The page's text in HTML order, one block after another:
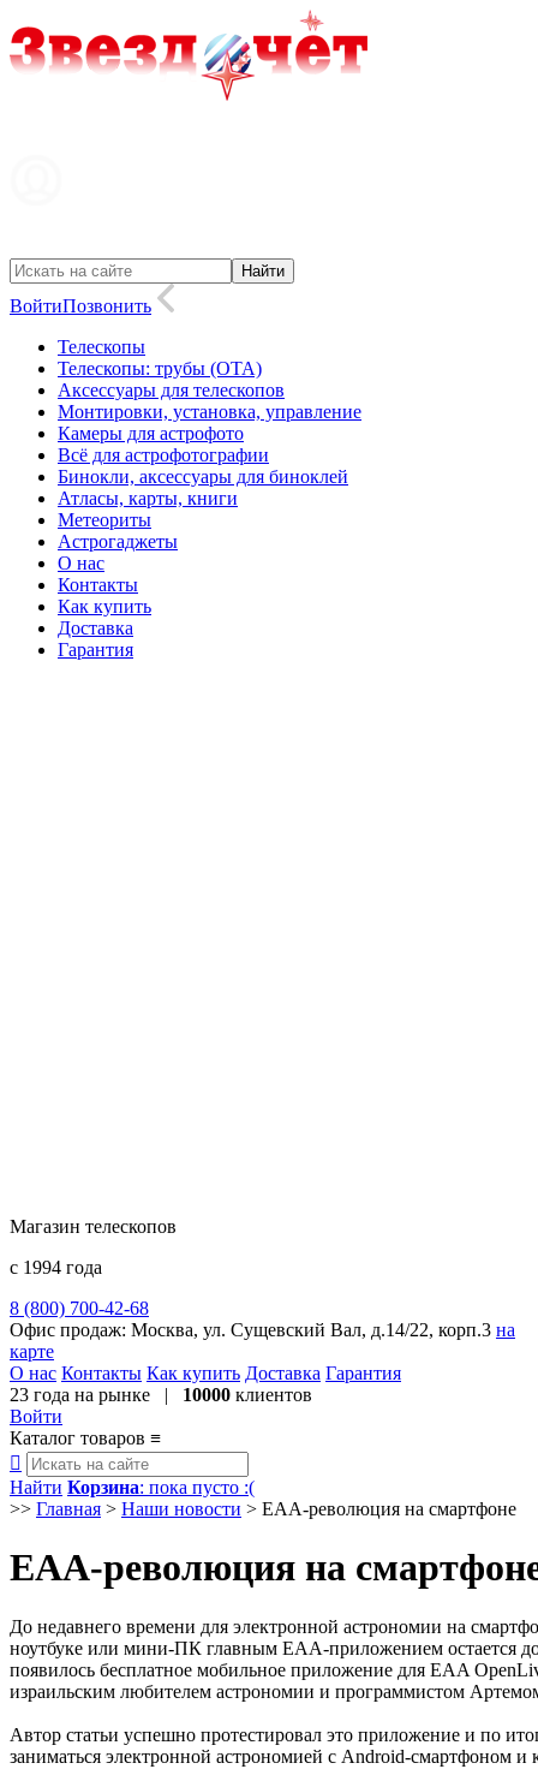
ВойтиПозвонить
Телескопы
Телескопы: трубы (OTA)
Аксессуары для телескопов
Монтировки, установка, управление
Камеры для астрофото
Всё для астрофотографии
Бинокли, аксессуары для биноклей
Атласы, карты, книги
Метеориты
Астрогаджеты
О нас
Контакты
Как купить
Доставка
Гарантия
Магазин телескопов
с 1994 года
8 (800) 700-42-68
Офис продаж: Москва, ул. Сущевский Вал, д.14/22, корп.3 на
карте
О нас Контакты Как купить Доставка Гарантия
23 года на рынке | 10000 клиентов
Войти
Каталог товаров ≡

Найти Корзина: пока пусто :(
>> Главная > Наши новости > EAA-революция на смартфоне
EAA-революция на
До недавнего времени для электронной астрономии на
ноутбуке или мини-ПК главным EAA-приложением остается
появилось бесплатное мобильное приложение для EAA
израильским любителем астрономии и программистом
Автор статьи успешно протестировал это приложение и по
заниматься электронной астрономией с Android-смартфоном